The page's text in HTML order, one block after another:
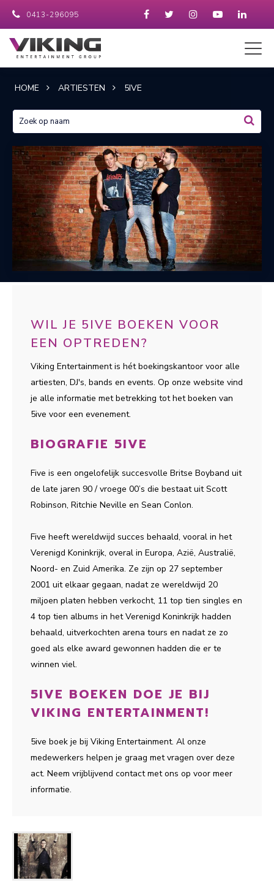
0413-296095
HOME ARTIESTEN 5IVE
WIL JE 5IVE BOEKEN VOOR
EEN OPTREDEN?
Viking Entertainment is hét boekingskantoor voor alle
artiesten, DJ's, bands en events. Op onze website vind
je alle informatie met betrekking tot het boeken van
5ive voor een evenement.
BIOGRAFIE 5IVE
Five is een ongelofelijk succesvolle Britse Boyband uit
de late jaren 90 / vroege 00’s die bestaat uit Scott
Robinson, Ritchie Neville en Sean Conlon.
Five heeft wereldwijd succes behaald, vooral in het
Verenigd Koninkrijk, overal in Europa, Azië, Australië,
Noord- en Zuid Amerika. Ze zijn op 27 september
2001 uit elkaar gegaan, nadat ze wereldwijd 20
miljoen platen hebben verkocht, 11 top tien singles en
4 top tien albums in het Verenigd Koninkrijk hadden
behaald, uitverkochten arena tours en nadat ze zo
goed als elke award gewonnen hadden die er te
winnen viel.
5IVE BOEKEN DOE JE BIJ
VIKING ENTERTAINMENT!
5ive boek je bij Viking Entertainment. Al onze
medewerkers helpen je graag met vragen over deze
act. Neem vrijblijvend contact met ons op voor meer
informatie.